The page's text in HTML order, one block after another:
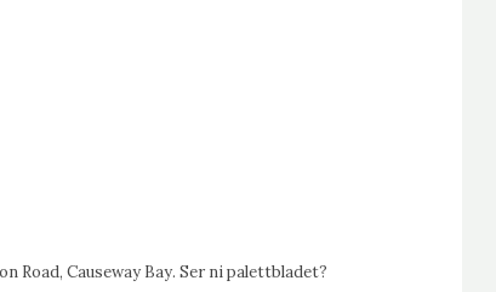
Road, Causeway Bay. Ser ni palettbladet?